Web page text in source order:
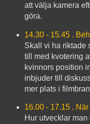
att välja kamera
göra.
14.30 - 15.45 .
Skall vi ha riktade
till med kvotering
kvinnors position
inbjuder till
mer plats i
16.00 - 17.15 .
Hur utvecklar